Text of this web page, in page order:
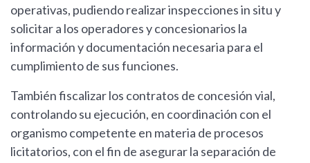
operativas, pudiendo realizar inspecciones in situ y
solicitar a los operadores y concesionarios la
información y documentación necesaria para el
cumplimiento de sus funciones.
También fiscalizar los contratos de concesión vial,
controlando su ejecución, en coordinación con el
organismo competente en materia de procesos
licitatorios, con el fin de asegurar la separación de